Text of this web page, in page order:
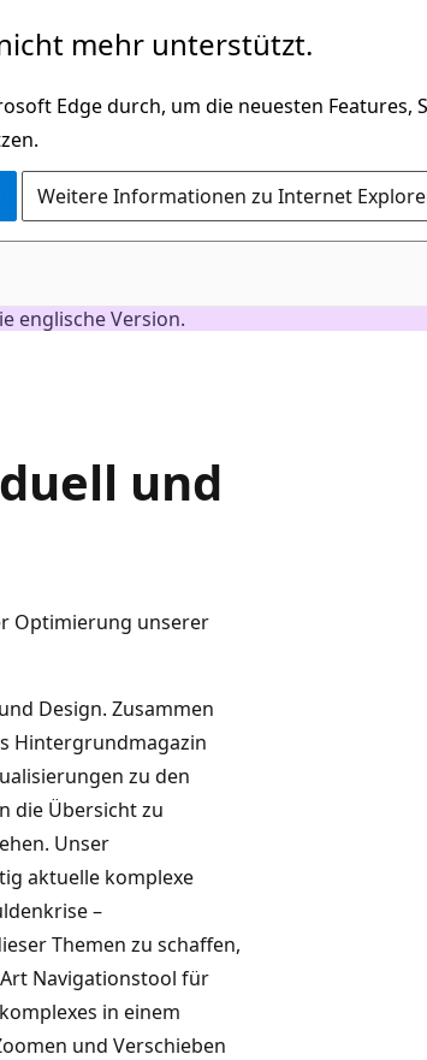
mehr unterstützt.
Edge durch, um die neuesten Features,
Weitere Informationen zu Internet
englische Version.
und
Optimierung unserer
Design. Zusammen
Hintergrundmagazin
zu den
die Übersicht zu
Unser
aktuelle komplexe
–
Themen zu schaffen,
Navigationstool für
in einem
und Verschieben